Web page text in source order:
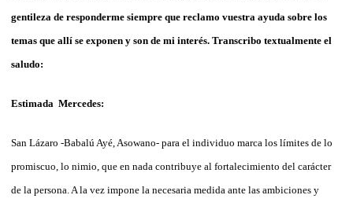
gentileza de responderme siempre que reclamo vuestra ayuda sobre los
temas que allí se exponen y son de mi interés. Transcribo textualmente el
saludo:
Estimada Mercedes:
San Lázaro -Babalú Ayé, Asowano- para el individuo marca los límites de lo
promiscuo, lo nimio, que en nada contribuye al fortalecimiento del carácter
de la persona. A la vez impone la necesaria medida ante las ambiciones y